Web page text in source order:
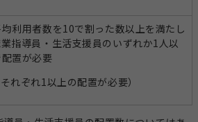
利用者数を10で割った数以上を満たし
指導員・生活支援員のいずれか1人以
配置が必要
それぞれ1以上の配置が必要）